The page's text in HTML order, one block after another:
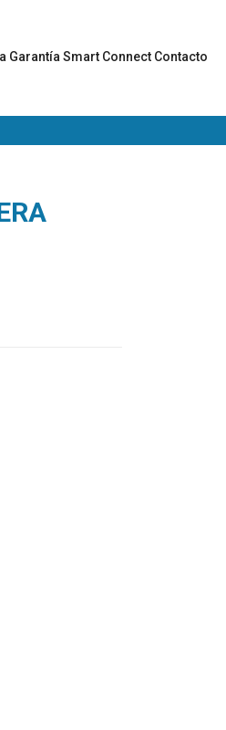
Garantía Smart Connect Contacto